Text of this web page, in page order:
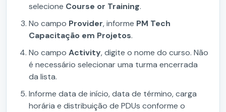
selecione Course or Training.
No campo Provider, informe PM Tech
Capacitação em Projetos.
No campo Activity, digite o nome do curso. Não
é necessário selecionar uma turma encerrada
da lista.
Informe data de início, data de término, carga
horária e distribuição de PDUs conforme o